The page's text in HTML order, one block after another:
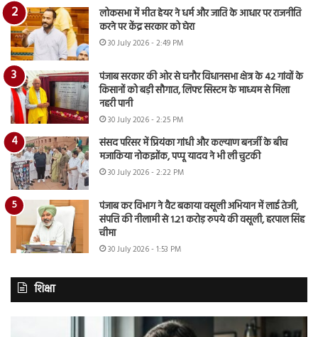
लोकसभा में मीत हेयर ने धर्म और जाति के आधार पर राजनीति
करने पर केंद्र सरकार को घेरा
30 July 2026 - 2:49 PM
पंजाब सरकार की ओर से घनौर विधानसभा क्षेत्र के 42 गांवों के
किसानों को बड़ी सौगात, लिफ्ट सिस्टम के माध्यम से मिला
नहरी पानी
30 July 2026 - 2:25 PM
संसद परिसर में प्रियंका गांधी और कल्याण बनर्जी के बीच
मजाकिया नोकझोंक, पप्पू यादव ने भी ली चुटकी
30 July 2026 - 2:22 PM
पंजाब कर विभाग ने वैट बकाया वसूली अभियान में लाई तेजी,
संपत्ति की नीलामी से 1.21 करोड़ रुपये की वसूली, हरपाल सिंह
चीमा
30 July 2026 - 1:53 PM
शिक्षा